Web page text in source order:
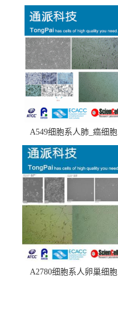
A549细胞系人肺_癌细胞
(A549细胞)
A2780细胞系人卵巢细胞